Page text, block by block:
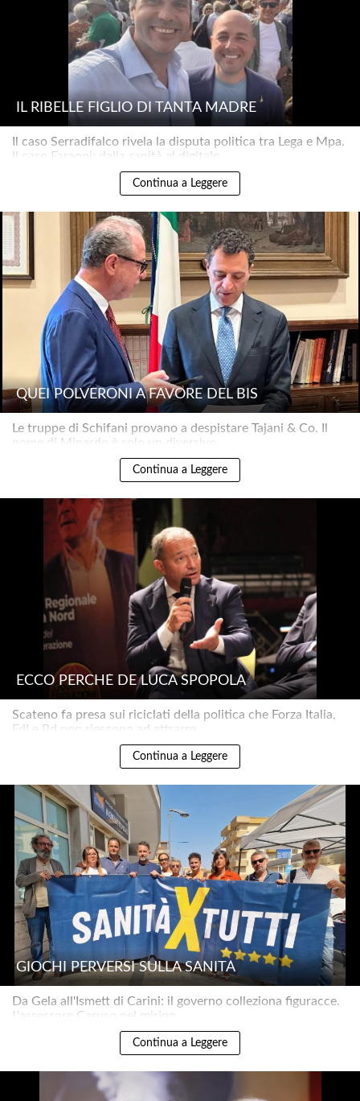
IL RIBELLE FIGLIO DI TANTA MADRE
Il caso Serradifalco rivela la disputa politica tra Lega e Mpa.
Il caso Faraoni: dalla sanità al digitale..
Continua a Leggere
QUEI POLVERONI A FAVORE DEL BIS
Le truppe di Schifani provano a despistare Tajani & Co. Il
nome di Minardo è solo un diversivo..
Continua a Leggere
ECCO PERCHÉ DE LUCA SPOPOLA
Scateno fa presa sui riciclati della politica che Forza Italia,
FdI e Pd non riescono ad attrarre..
Continua a Leggere
GIOCHI PERVERSI SULLA SANITÀ
Da Gela all'Ismett di Carini: il governo colleziona figuracce.
L'assessore Caruso nel mirino..
Continua a Leggere